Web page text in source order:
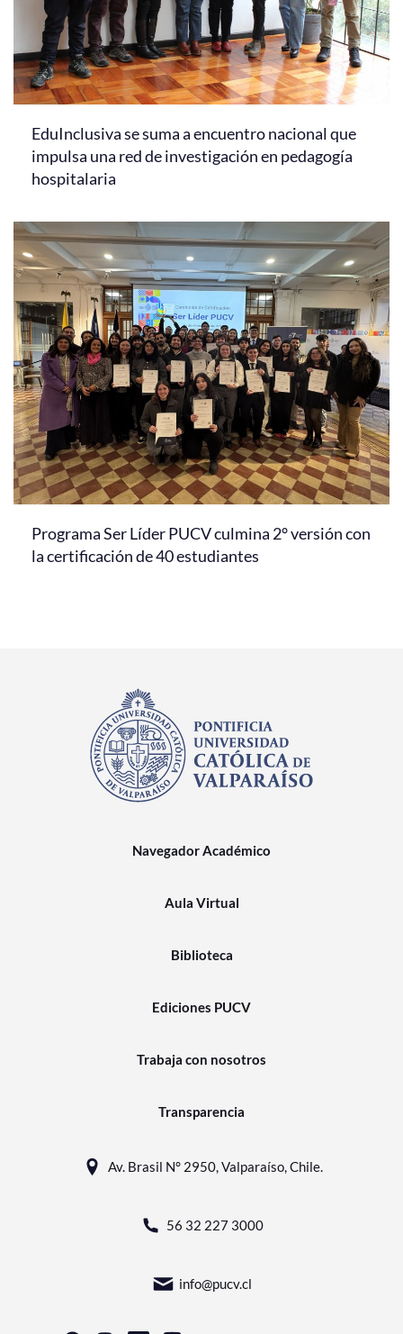
EduInclusiva se suma a encuentro nacional que
impulsa una red de investigación en pedagogía
hospitalaria
Programa Ser Líder PUCV culmina 2° versión con
la certificación de 40 estudiantes
Navegador Académico
Aula Virtual
Biblioteca
Ediciones PUCV
Trabaja con nosotros
Transparencia
Av. Brasil N° 2950, Valparaíso, Chile.
56 32 227 3000
info@pucv.cl